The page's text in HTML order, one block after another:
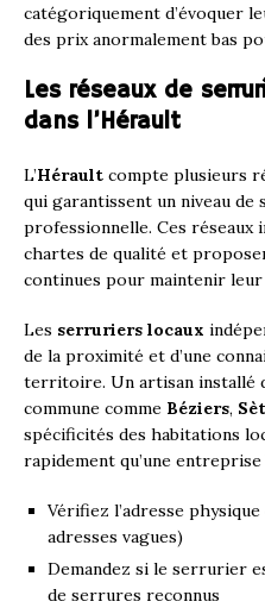
catégoriquement d’évoquer
des prix anormalement bas
Les réseaux de
dans l’Hérault
L’Hérault compte plusieurs
qui garantissent un niveau de
professionnelle. Ces réseaux
chartes de qualité et
continues pour maintenir
Les serruriers locaux
de la proximité et d’une
territoire. Un artisan installé
commune comme Béziers,
spécificités des habitations
rapidement qu’une
Vérifiez l’adresse
adresses vagues)
Demandez si le serrurier
de serrures reconnus